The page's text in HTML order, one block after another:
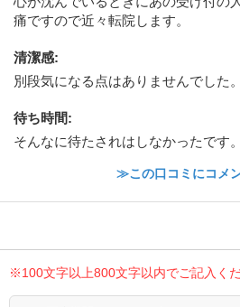
痛ですので近々転院します。
清潔感:
別段気になる点はありませんでした。
待ち時間:
そんなに待たされはしなかったです。
≫この口コミにコメ
※100文字以上800文字以内でご記入く